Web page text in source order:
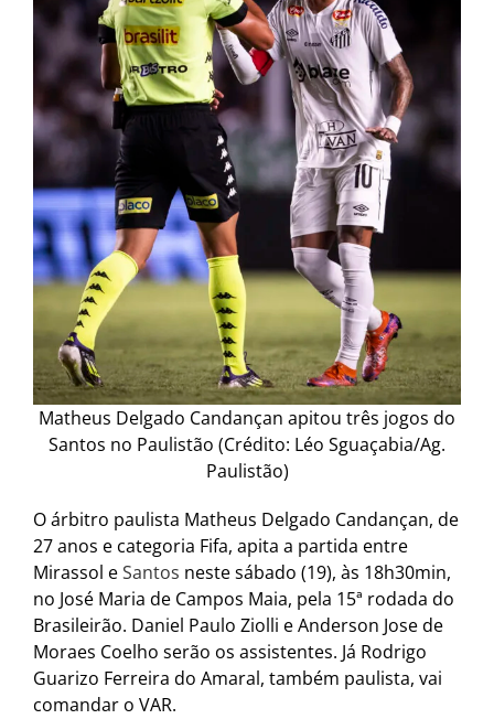
Matheus Delgado Candançan apitou três jogos do
Santos no Paulistão (Crédito: Léo Sguaçabia/Ag.
Paulistão)
O árbitro paulista Matheus Delgado Candançan, de
27 anos e categoria Fifa, apita a partida entre
Mirassol eSantos neste sábado (19), às 18h30min,
no José Maria de Campos Maia, pela 15ª rodada do
Brasileirão. Daniel Paulo Ziolli e Anderson Jose de
Moraes Coelho serão os assistentes. Já Rodrigo
Guarizo Ferreira do Amaral, também paulista, vai
comandar o VAR.